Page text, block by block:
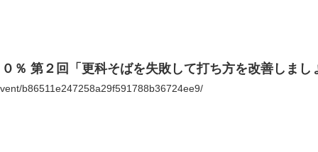
％ 第２回「更科そばを失敗して打ち方を改善しまし
b86511e247258a29f591788b36724ee9/